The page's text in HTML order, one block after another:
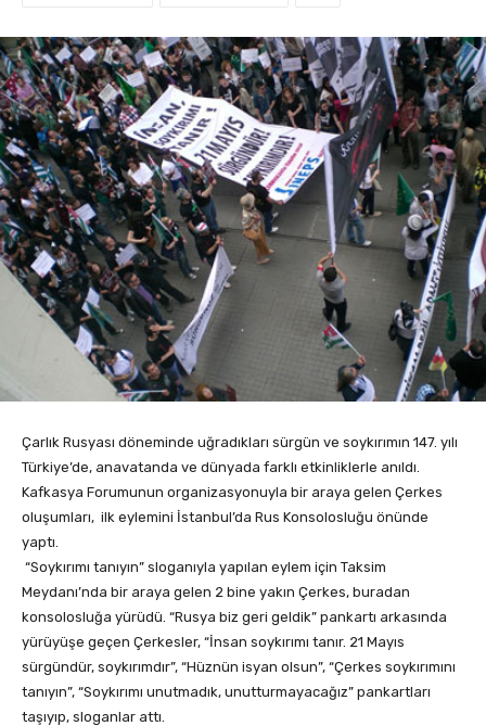
Çarlık Rusyası döneminde uğradıkları sürgün ve soykırımın 147. yılı
Türkiye’de, anavatanda ve dünyada farklı etkinliklerle anıldı.
Kafkasya Forumunun organizasyonuyla bir araya gelen Çerkes
oluşumları, ilk eylemini İstanbul’da Rus Konsolosluğu önünde
yaptı.
“Soykırımı tanıyın” sloganıyla yapılan eylem için Taksim
Meydanı’nda bir araya gelen 2 bine yakın Çerkes, buradan
konsolosluğa yürüdü. “Rusya biz geri geldik” pankartı arkasında
yürüyüşe geçen Çerkesler, “İnsan soykırımı tanır. 21 Mayıs
sürgündür, soykırımdır”, “Hüznün isyan olsun”, “Çerkes soykırımını
tanıyın”, “Soykırımı unutmadık, unutturmayacağız” pankartları
taşıyıp, sloganlar attı.